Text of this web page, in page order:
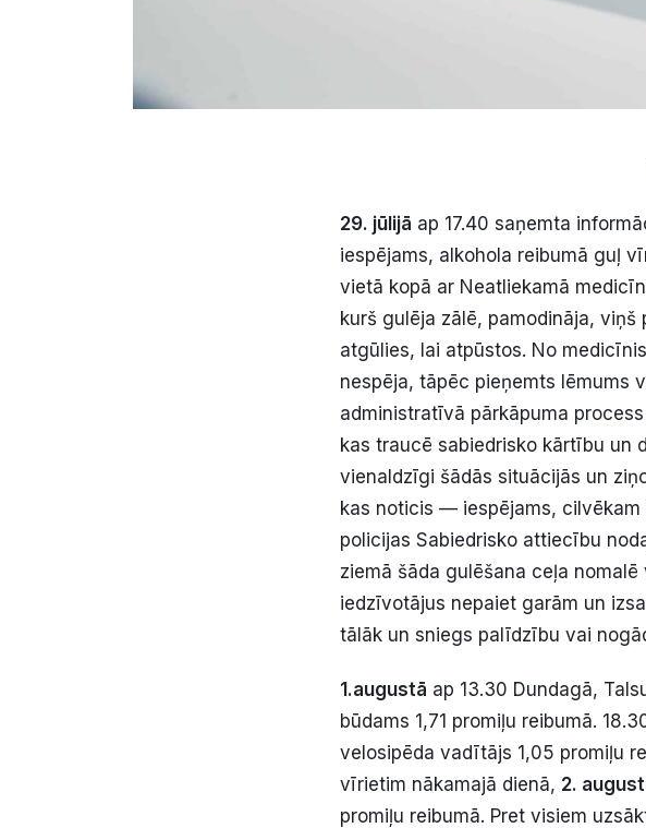
29. jūlijā ap 17.40 saņemta
iespējams, alkohola reibumā guļ
vietā kopā ar Neatliekamā
kurš gulēja zālē, pamodināja,
atgūlies, lai atpūstos. No
nespēja, tāpēc pieņemts
administratīvā pārkāpuma
kas traucē sabiedrisko kārtību un
vienaldzīgi šādās situācijās un
kas noticis — iespējams,
policijas Sabiedrisko attiecību
ziemā šāda gulēšana ceļa
iedzīvotājus nepaiet garām un
tālāk un sniegs palīdzību vai
1.augustā ap 13.30 Dundagā,
būdams 1,71 promiļu reibumā.
velosipēda vadītājs 1,05 promiļu
vīrietim nākamajā dienā, 2.
promiļu reibumā. Pret visiem